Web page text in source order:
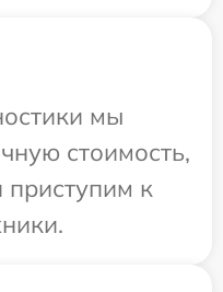
мы
стоимость,
к